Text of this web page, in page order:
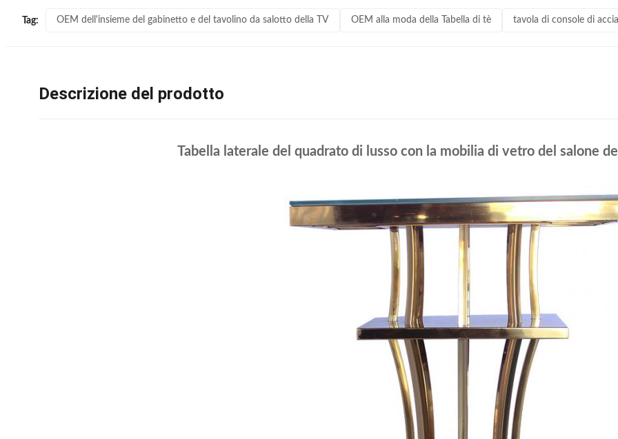
Tag: OEM dell'insieme del gabinetto e del tavolino da salotto della TV OEM alla moda della Tabella di tè tavola di console di
Descrizione del prodotto
Tabella laterale del quadrato di lusso con la mobilia di vetro del salone